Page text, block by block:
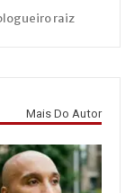
raiz
Mais Do Autor